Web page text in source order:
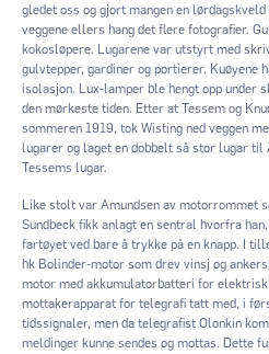
gledet oss og gjort mangen en
veggene ellers hang det flere fotografier.
kokosløpere. Lugarene var utstyrt med
gulvtepper, gardiner og portierer. Kuøyene
isolasjon. Lux-lamper ble hengt opp under
den mørkeste tiden. Etter at Tessem og
sommeren 1919, tok Wisting ned veggen
lugarer og laget en dobbelt så stor lugar til
Tessems lugar.
Like stolt var Amundsen av motorrommet
Sundbeck fikk anlagt en sentral hvorfra
fartøyet ved bare å trykke på en knapp. I
hk Bolinder-motor som drev vinsj og
motor med akkumulatorbatteri for
mottakerapparat for telegrafi tatt med, i
tidssignaler, men da telegrafist Olonkin
meldinger kunne sendes og mottas. Dette